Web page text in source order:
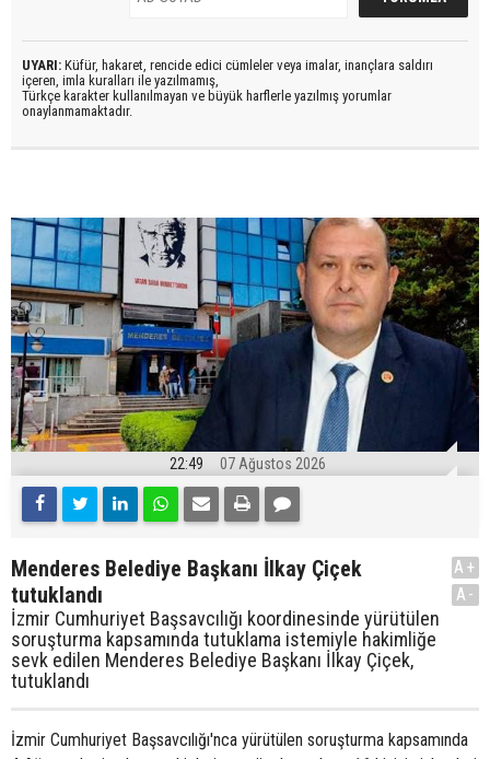
UYARI: Küfür, hakaret, rencide edici cümleler veya imalar, inançlara saldırı
içeren, imla kuralları ile yazılmamış,
Türkçe karakter kullanılmayan ve büyük harflerle yazılmış yorumlar
onaylanmamaktadır.
22:49 07 Ağustos 2026
Menderes Belediye Başkanı İlkay Çiçek
tutuklandı
İzmir Cumhuriyet Başsavcılığı koordinesinde yürütülen
soruşturma kapsamında tutuklama istemiyle hakimliğe
sevk edilen Menderes Belediye Başkanı İlkay Çiçek,
tutuklandı
A+
A-
İzmir Cumhuriyet Başsavcılığı'nca yürütülen soruşturma kapsamında